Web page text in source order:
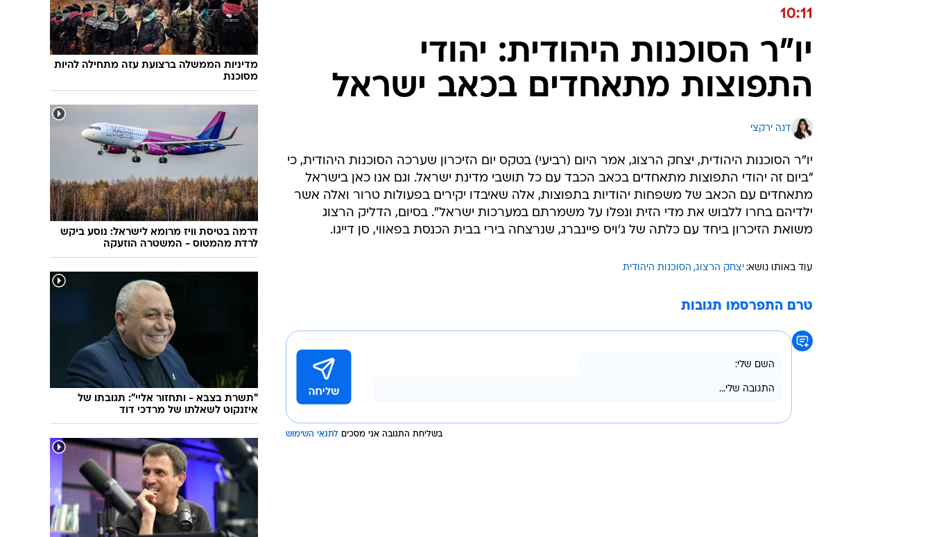
שיחת חוץ
פניית פרסה
חדשות המדע
פוסט פוליטי
המוביל הדרומי
חשאי בחמישי
נוהל שכן
בחירות בארה"ב 2012
ט"ו בשבט
פורים
פסח
ל"ג בעומר
שבועות
צום י"ז בתמוז
10:11
יו"ר הסוכנות היהודית: יהודי
התפוצות מתאחדים בכאב ישראל
דנה ירקצי
יו"ר הסוכנות היהודית, יצחק הרצוג, אמר היום (רביעי) בטקס יום הזיכרון שערכה הסוכנות היהודית, כי
"ביום זה יהודי התפוצות מתאחדים בכאב הכבד עם כל תושבי מדינת ישראל. וגם אנו כאן בישראל
מתאחדים עם הכאב של משפחות יהודיות בתפוצות, אלה שאיבדו יקירים בפעולות טרור ואלה אשר
ילדיהם בחרו ללבוש את מדי הזית ונפלו על משמרתם במערכות ישראל". בסיום, הדליק הרצוג
משואת הזיכרון ביחד עם כלתה של ג'ויס פיינברג, שנרצחה בירי בבית הכנסת בפאווי, סן דייגו.
עוד באותו נושא: יצחק הרצוג הסוכנות היהודית
טרם התפרסמו תגובות
בשליחת התגובה אני מסכים לתנאי השימוש
מדיניות הממשלה ברצועת עזה מתחילה להיות
מסוכנת
דרמה בטיסת וויז מרומא לישראל: נוסע ביקש
לרדת מהמטוס - המשטרה הוזעקה
"תשרת בצבא - ותחזור אליי": תגובתו של
איזנקוט לשאלתו של מרדכי דוד